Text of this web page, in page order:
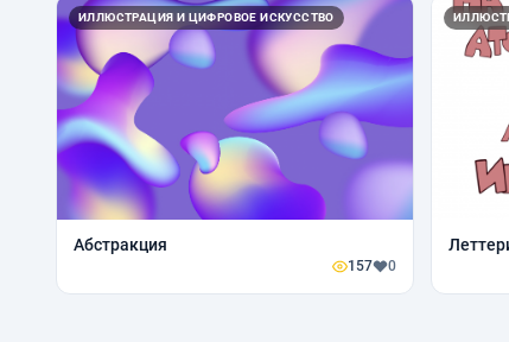
ИЛЛЮСТРАЦИЯ И ЦИФРОВОЕ ИСКУССТВО
Абстракция
157 0